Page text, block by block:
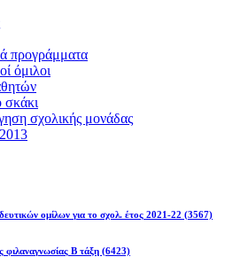
προγράμματα
όμιλοι
σκάκι
σχολικής μονάδας
ομίλων για το σχολ. έτος 2021-22 (3567)
φιλαναγνωσίας Β τάξη (6423)